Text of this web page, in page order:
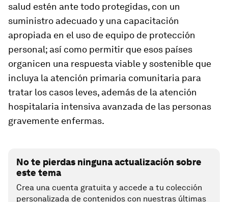
salud estén ante todo protegidas, con un
suministro adecuado y una capacitación
apropiada en el uso de equipo de protección
personal; así como permitir que esos países
organicen una respuesta viable y sostenible que
incluya la atención primaria comunitaria para
tratar los casos leves, además de la atención
hospitalaria intensiva avanzada de las personas
gravemente enfermas.
No te pierdas ninguna actualización sobre
este tema
Crea una cuenta gratuita y accede a tu colección
personalizada de contenidos con nuestras últimas